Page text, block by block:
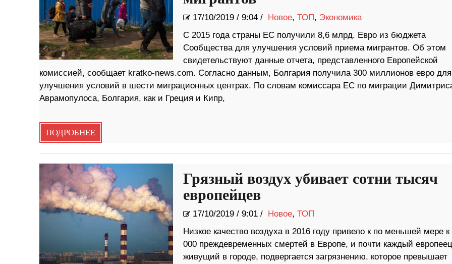
17/10/2019/ 9:04 / Новое, ТОП, Экономика
С 2015 года страны ЕС получили 8,6 млрд. Евро из бюджета
Сообщества для улучшения условий приема мигрантов. Об этом
свидетельствуют данные отчета, представленного Европейской
комиссией, сообщает kratko-news.com. Согласно данным, Болгария получила 300 миллионов евро для
улучшения условий в шести миграционных центрах. По словам комиссара ЕС по миграции
Аврамопулоса, Болгария, как и Греция и Кипр,
ПОДРОБНЕЕ
Грязный воздух убивает сотни тысяч
европейцев
17/10/2019/ 9:01 / Новое, ТОП
Низкое качество воздуха в 2016 году привело к по меньшей мере к
000 преждевременных смертей в Европе, и почти каждый
живущий в городе, подвергается загрязнению, которое превышает